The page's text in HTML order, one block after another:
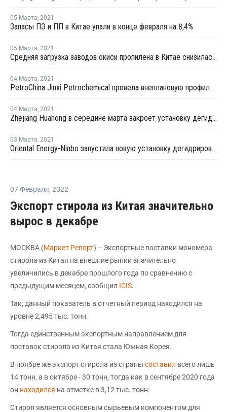
05 Марта, 2021
Запасы ПЭ и ПП в Китае упали в конце февраля на 8,4%
05 Марта, 2021
Средняя загрузка заводов окиси пропилена в Китае снизилась в конце февраля на 2,3%
04 Марта, 2021
PetroChina Jinxi Petrochemical провела внеплановую профилактику на заводе ПП в Ляонине
04 Марта, 2021
Zhejiang Huahong в середине марта закроет установку дегидрирования пропана в Китае на плановый ремонт
03 Марта, 2021
Oriental Energy-Ninbo запустила новую установку дегидрирования пропана в Нинбо
07 Февраля, 2022
Экспорт стирола из Китая значительно
вырос в декабре
МОСКВА (Маркет Репорт) -- Экспортные поставки мономера
стирола из Китая на внешние рынки значительно
увеличились в декабре прошлого года по сравнению с
предыдущим месяцем, сообщил ICIS.
Так, данный показатель в отчетный период находился на
уровне 2,495 тыс. тонн.
Тогда единственным экспортным направлением для
поставок стирола из Китая стала Южная Корея.
В ноябре же экспорт стирола из страны составил всего лишь
14 тонн, а в октябре - 30 тонн, тогда как в сентябре 2020 года
он находился на отметке в 3,12 тыс. тонн.
Стирол является основным сырьевым компонентом для